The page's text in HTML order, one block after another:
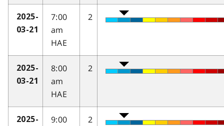
2025-
03-21
7:00
am
HAE
2
2025-
03-21
8:00
am
HAE
2
2025-
9:00
2